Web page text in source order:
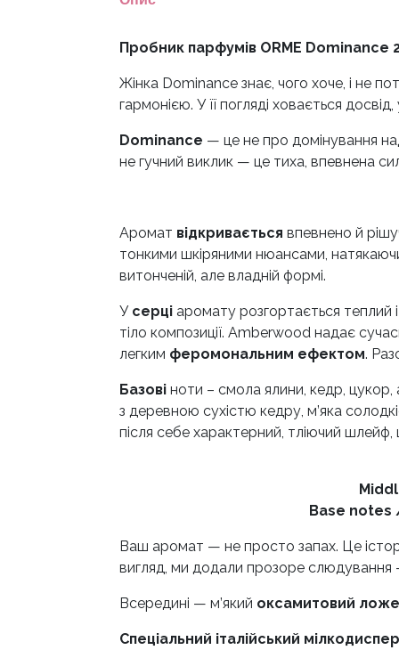
Пробник парфумів ORME Dominance
Жінка Dominance знає, чого хоче, і не
гармонією. У її погляді ховається
Dominance — це не про домінування
не гучний виклик — це тиха, впевнена
Аромат відкривається впевнено й
тонкими шкіряними нюансами,
витонченій, але владній формі.
У серці аромату розгортається
тіло композиції. Amberwood надає
легким феромональним ефектом.
Базові ноти – смола ялини, кедр,
з деревною сухістю кедру, м’яка
після себе характерний, тліючий
Base notes
Ваш аромат — не просто запах. Це
вигляд, ми додали прозоре слюдування
Всередині — м’який оксамитовий
Спеціальний італійський